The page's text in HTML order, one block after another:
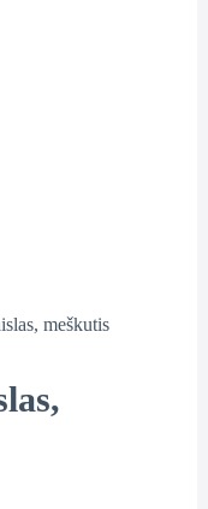
meškutis